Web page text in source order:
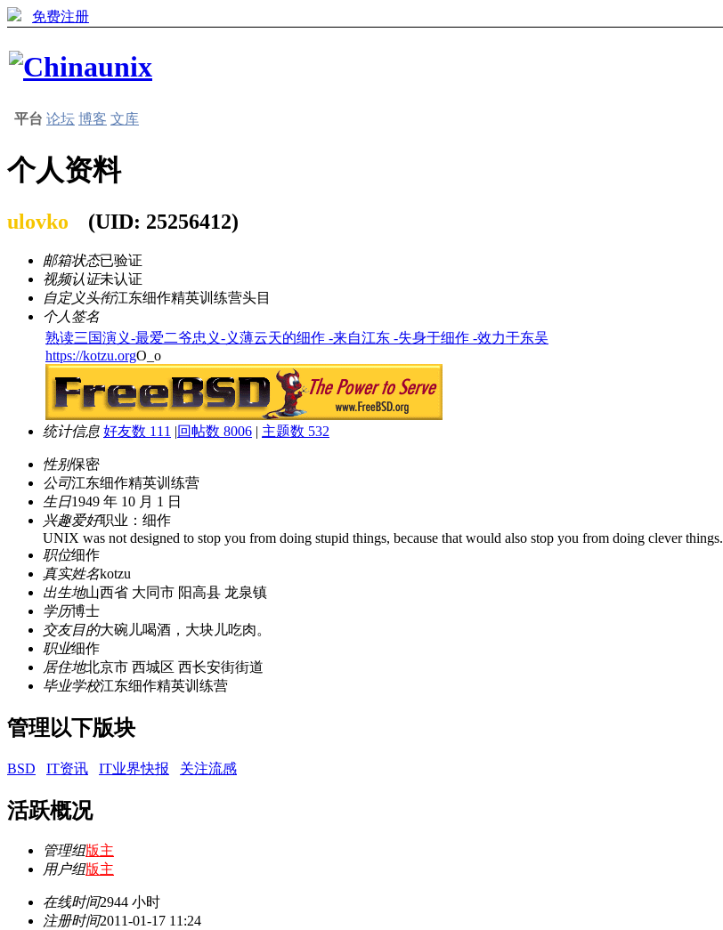
免费注册
平台 论坛 博客 文库
个人资料
ulovko (UID: 25256412)
邮箱状态已验证
视频认证未认证
自定义头衔江东细作精英训练营头目
个人签名
熟读三国演义-最爱二爷忠义-义薄云天的细作 -来自江东 -失身于细作 -效力于东吴
https://kotzu.orgO_o
统计信息 好友数 111 |回帖数 8006 | 主题数 532
性别保密
公司江东细作精英训练营
生日1949 年 10 月 1 日
兴趣爱好职业：细作
UNIX was not designed to stop you from doing stupid things, because that would also stop you from doing clever things.
职位细作
真实姓名kotzu
出生地山西省 大同市 阳高县 龙泉镇
学历博士
交友目的大碗儿喝酒，大块儿吃肉。
职业细作
居住地北京市 西城区 西长安街街道
毕业学校江东细作精英训练营
管理以下版块
BSD IT资讯 IT业界快报 关注流感
活跃概况
管理组版主
用户组版主
在线时间2944 小时
注册时间2011-01-17 11:24